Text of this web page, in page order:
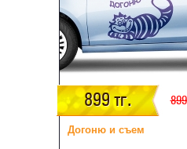
899 тг.
Догоню и съем